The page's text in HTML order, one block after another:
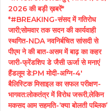
2026 की बड़ी ख़बरें*
*#BREAKING-संसद में गतिरोध
जारी;सोमवार तक सदन की कार्यवाही
स्थगित-NDA नवनिर्बचित सांसदी से
पीएम ने की बात-असम में बाढ़ का कहर
जारी-फ्रेंडशिप डे जैसी ऊर्जा से मनाएं
हैंडलूम डे:PM मोदी-अग्नि-4′
बैलिस्टिक मिसाइल का सफल परीक्षण-
भागवत:लोकतंत्र में विरोध जरूरी,लेकिन
मकसद आम सहमति-‘क्या बोलती पब्लिक’